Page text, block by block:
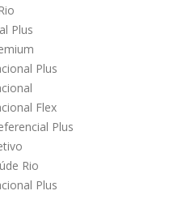
Plus
Plus
Flex
Plus
Rio
Plus